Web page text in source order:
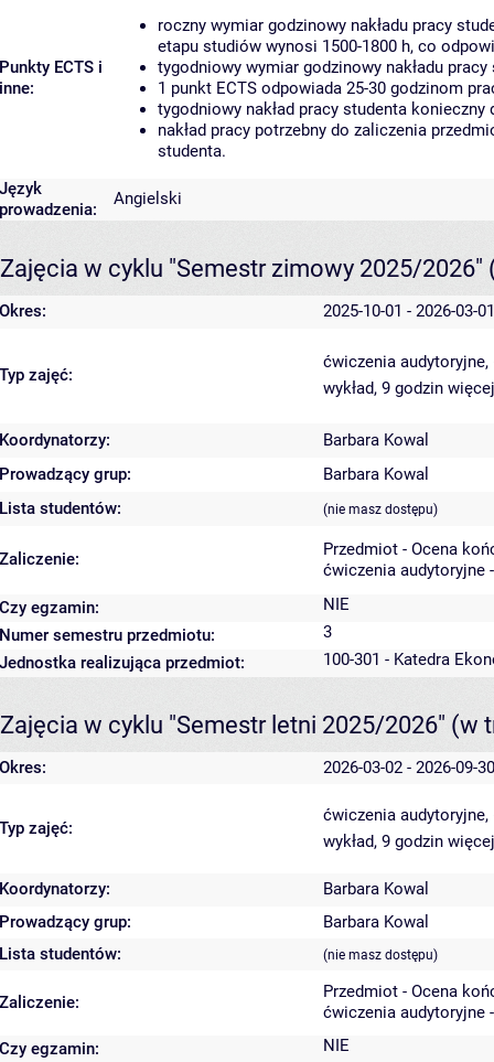
Punkty ECTS i
inne:
roczny wymiar godzinowy nakładu pracy
etapu studiów wynosi 1500-1800 h, co
tygodniowy wymiar godzinowy nakładu
1 punkt ECTS odpowiada 25-30 godzinom
tygodniowy nakład pracy studenta
nakład pracy potrzebny do zaliczenia
studenta.
Język
prowadzenia:
Angielski
Zajęcia w cyklu "Semestr zimowy 2025/2026"
Okres: 2025-10-01 - 2026-03-01
Typ zajęć:
ćwiczenia
wykład, 9 godzin
Koordynatorzy:
Barbara Kowal
Prowadzący grup:
Barbara Kowal
Lista studentów:
(nie masz dostępu)
Zaliczenie:
Przedmiot - Ocena
ćwiczenia audytoryjne
Czy egzamin:
NIE
Numer semestru przedmiotu:
3
Jednostka realizująca przedmiot:
100-301 - Katedra
Zajęcia w cyklu "Semestr letni 2025/2026" (w
Okres: 2026-03-02 - 2026-09-30
Typ zajęć:
ćwiczenia
wykład, 9 godzin
Koordynatorzy:
Barbara Kowal
Prowadzący grup:
Barbara Kowal
Lista studentów:
(nie masz dostępu)
Zaliczenie:
Przedmiot - Ocena
ćwiczenia audytoryjne
Czy egzamin:
NIE